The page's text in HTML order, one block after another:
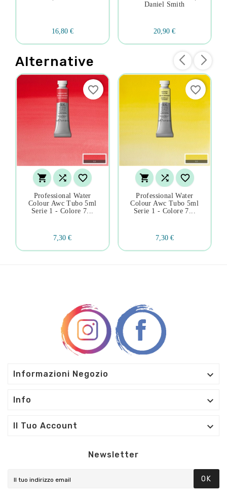
16,80 €
Daniel Smith
20,90 €
Alternative
  
Professional Water
Colour Awc Tubo 5ml
Serie 1 - Colore 7...
7,30 €
favorite_border
  
Professional Water
Colour Awc Tubo 5ml
Serie 1 - Colore 7...
7,30 €
favorite_border
Informazioni Negozio 
Info 
Il Tuo Account 
Newsletter
OK